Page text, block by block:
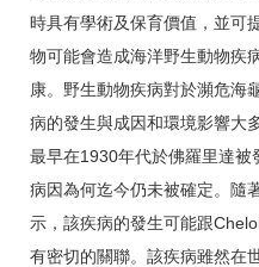
時具有學術及保育價值，並可
物可能會造成海洋野生動物疾
康。野生動物疾病對於瀕危海
病的發生與成因和環境影響大
最早在1930年代於佛羅里達
病因為何迄今仍未被確定。隨
示，該疾病的發生可能跟
有密切的關聯。該疾病雖然在